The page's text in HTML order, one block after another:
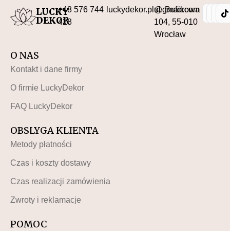
LUCKY
DEKOR
+48 576 744
428
luckydekor.pl@gmail.com
ul. Buforowa
104, 55-010
Wrocław
O NAS
Kontakt i dane firmy
O firmie LuckyDekor
FAQ LuckyDekor
OBSLYGA KLIENTA
Metody płatności
Czas i koszty dostawy
Czas realizacji zamówienia
Zwroty i reklamacje
POMOC